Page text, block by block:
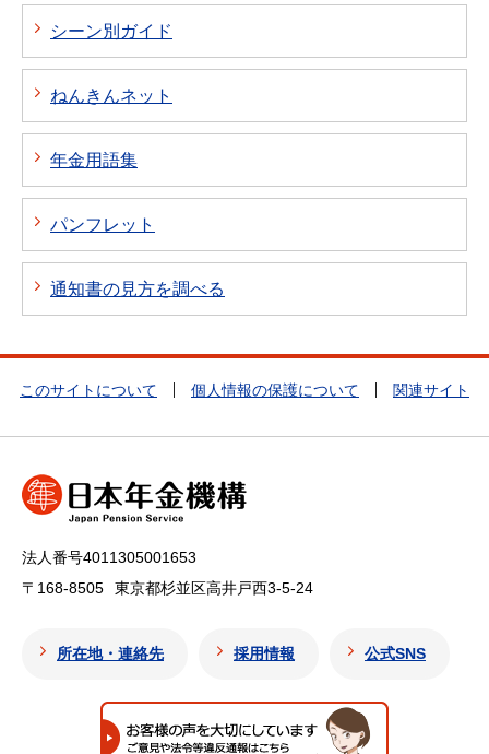
シーン別ガイド
ねんきんネット
年金用語集
パンフレット
通知書の見方を調べる
このサイトについて 個人情報の保護について 関連サイト
法人番号4011305001653
〒168-8505
東京都杉並区高井戸西3-5-24
所在地・連絡先 採用情報 公式SNS